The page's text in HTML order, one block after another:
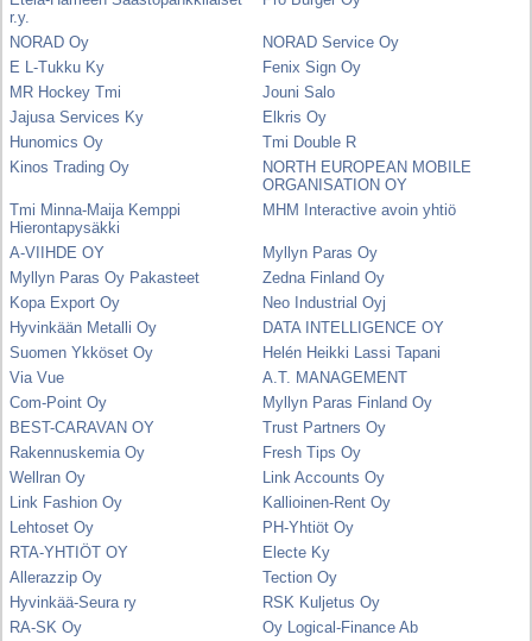
r.y.
NORAD Oy
NORAD Service Oy
E L-Tukku Ky
Fenix Sign Oy
MR Hockey Tmi
Jouni Salo
Jajusa Services Ky
Elkris Oy
Hunomics Oy
Tmi Double R
Kinos Trading Oy
NORTH EUROPEAN MOBILE
ORGANISATION OY
Tmi Minna-Maija Kemppi
Hierontapysäkki
MHM Interactive avoin yhtiö
A-VIIHDE OY
Myllyn Paras Oy
Myllyn Paras Oy Pakasteet
Zedna Finland Oy
Kopa Export Oy
Neo Industrial Oyj
Hyvinkään Metalli Oy
DATA INTELLIGENCE OY
Suomen Ykköset Oy
Helén Heikki Lassi Tapani
Via Vue
A.T. MANAGEMENT
Com-Point Oy
Myllyn Paras Finland Oy
BEST-CARAVAN OY
Trust Partners Oy
Rakennuskemia Oy
Fresh Tips Oy
Wellran Oy
Link Accounts Oy
Link Fashion Oy
Kallioinen-Rent Oy
Lehtoset Oy
PH-Yhtiöt Oy
RTA-YHTIÖT OY
Electe Ky
Allerazzip Oy
Tection Oy
Hyvinkää-Seura ry
RSK Kuljetus Oy
RA-SK Oy
Oy Logical-Finance Ab